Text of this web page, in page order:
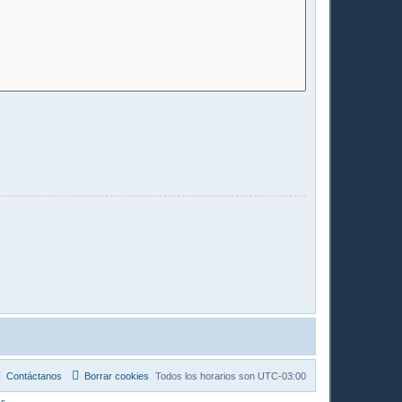
Todos los horarios son UTC-03:00
Borrar cookies
Contáctanos